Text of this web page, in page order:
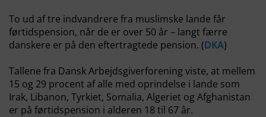
To ud af tre indvandrere fra muslimske lande får
førtidspension, når de er over 50 år – langt færre
danskere er på den eftertragtede pension. (DKA)
Tallene fra Dansk Arbejdsgiverforening viste, at mellem
15 og 29 procent af alle med oprindelse i lande som
Irak, Libanon, Tyrkiet, Somalia, Algeriet og Afghanistan
er på førtidspension i alderen 18 til 67 år.